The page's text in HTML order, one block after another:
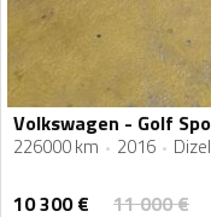
226000 km 2016 Dizel
10 300€ 11 000€